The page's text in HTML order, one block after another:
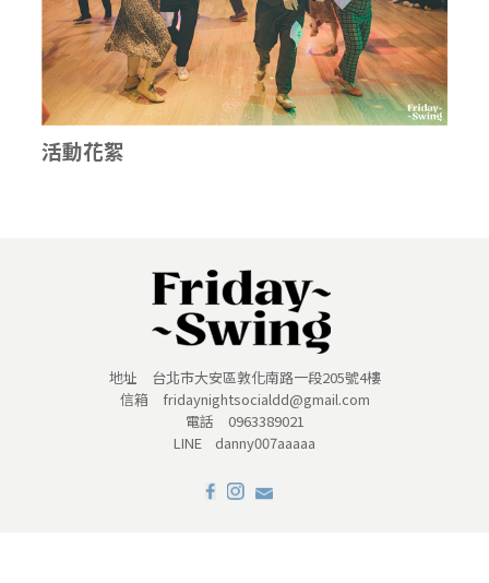
活動花絮
地址 台北市大安區敦化南路一段205號4樓
信箱 fridaynightsocialdd@gmail.com
電話 0963389021
LINE danny007aaaaa